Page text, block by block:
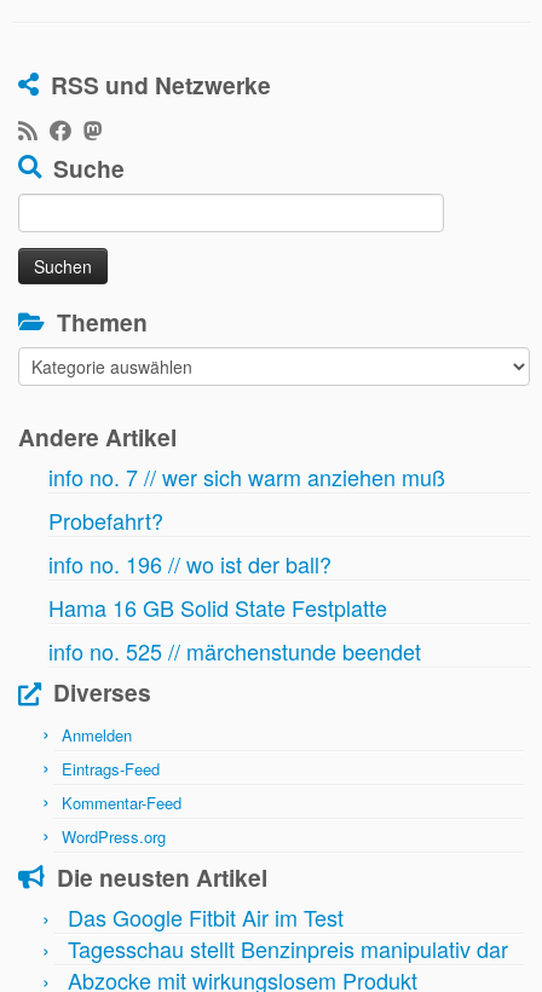
RSS und Netzwerke
Suche
Suchen
nach:
Themen
Themen
Andere Artikel
info no. 7 // wer sich warm anziehen muß
Probefahrt?
info no. 196 // wo ist der ball?
Hama 16 GB Solid State Festplatte
info no. 525 // märchenstunde beendet
Diverses
Anmelden
Eintrags-Feed
Kommentar-Feed
WordPress.org
Die neusten Artikel
Das Google Fitbit Air im Test
Tagesschau stellt Benzinpreis manipulativ dar
Abzocke mit wirkungslosem Produkt